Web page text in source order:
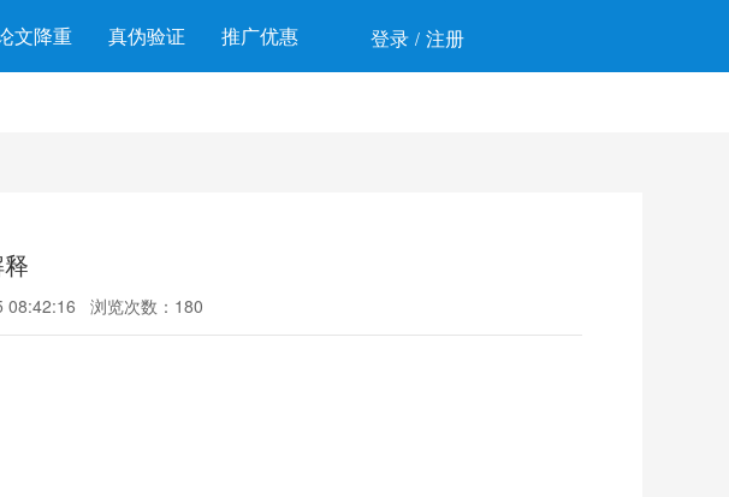
文降重 真伪验证 推广优惠 登录 / 注册
08:42:16 浏览次数：180